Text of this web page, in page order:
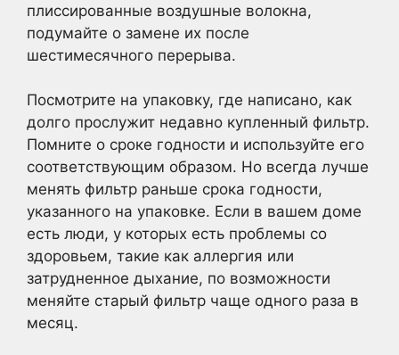
плиссированные воздушные волокна,
подумайте о замене их после
шестимесячного перерыва.
Посмотрите на упаковку, где написано, как
долго прослужит недавно купленный фильтр.
Помните о сроке годности и используйте его
соответствующим образом. Но всегда лучше
менять фильтр раньше срока годности,
указанного на упаковке. Если в вашем доме
есть люди, у которых есть проблемы со
здоровьем, такие как аллергия или
затрудненное дыхание, по возможности
меняйте старый фильтр чаще одного раза в
месяц.